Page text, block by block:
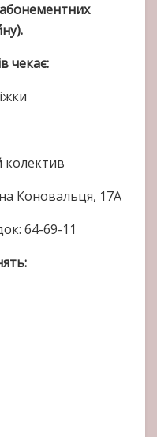
чекає:
колектив
Коновальця, 17А
64-69-11